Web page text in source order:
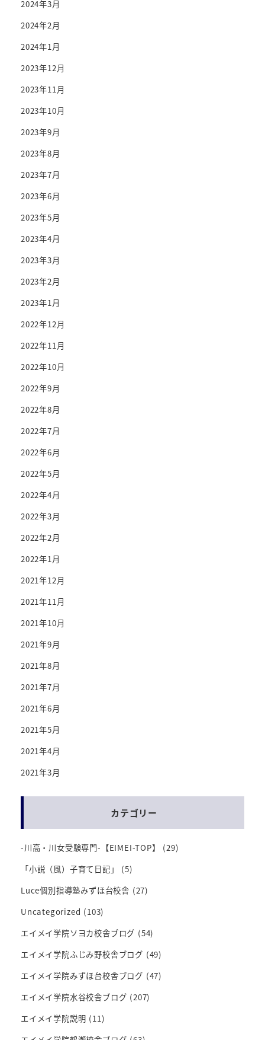
2024年3月
2024年2月
2024年1月
2023年12月
2023年11月
2023年10月
2023年9月
2023年8月
2023年7月
2023年6月
2023年5月
2023年4月
2023年3月
2023年2月
2023年1月
2022年12月
2022年11月
2022年10月
2022年9月
2022年8月
2022年7月
2022年6月
2022年5月
2022年4月
2022年3月
2022年2月
2022年1月
2021年12月
2021年11月
2021年10月
2021年9月
2021年8月
2021年7月
2021年6月
2021年5月
2021年4月
2021年3月
カテゴリー
-川高・川女受験専門-【EIMEI-TOP】
(29)
「小説（風）子育て日記」
(5)
Luce個別指導塾みずほ台校舎 (27)
Uncategorized (103)
エイメイ学院ソヨカ校舎ブログ (54)
エイメイ学院ふじみ野校舎ブログ (49)
エイメイ学院みずほ台校舎ブログ (47)
エイメイ学院水谷校舎ブログ (207)
エイメイ学院説明 (11)